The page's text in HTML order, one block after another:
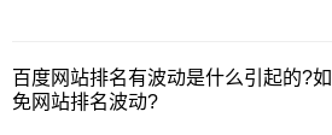
百度网站排名有波动是什么引起的?
免网站排名波动?